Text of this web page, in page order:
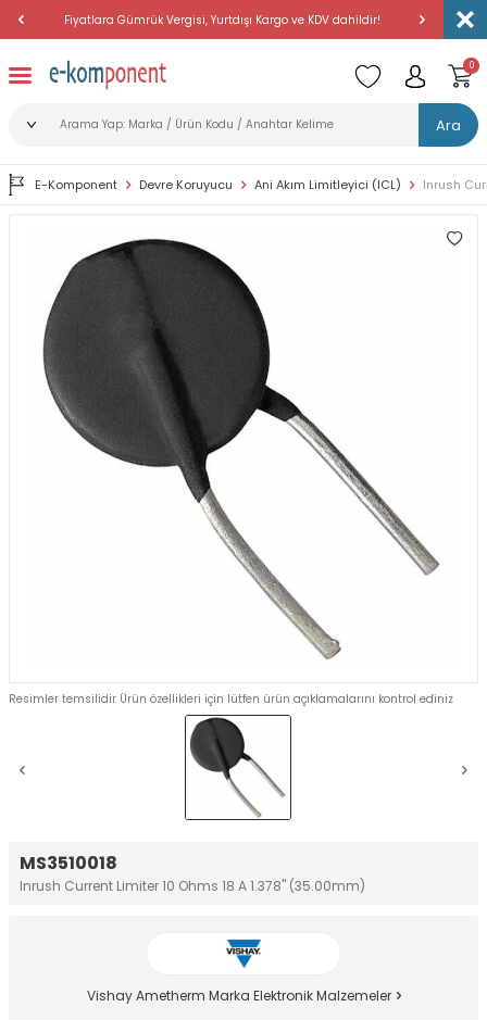
Fiyatlara Gümrük Vergisi, Yurtdışı Kargo ve KDV dahildir!
Ara
0
E-Komponent Devre Koruyucu Ani Akım Limitleyici (ICL) Inrush
MS3510018
Inrush Current Limiter 10 Ohms 18 A 1.378" (35.00mm)
Resimler temsilidir Ürün özellikleri için lütfen ürün açıklamalarını kontrol ediniz
Vishay Ametherm Marka Elektronik Malzemeler